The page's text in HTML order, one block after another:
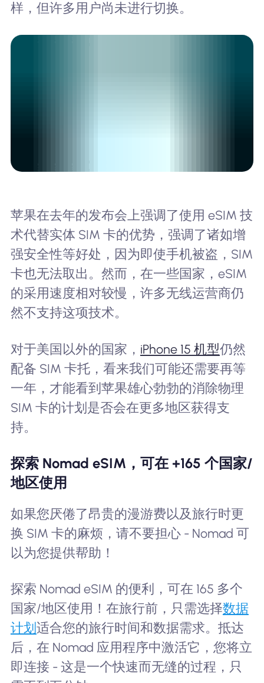
样，但许多用户尚未进行切换。
苹果在去年的发布会上强调了使用 eSIM 技
术代替实体 SIM 卡的优势，强调了诸如增
强安全性等好处，因为即使手机被盗，SIM
卡也无法取出。然而，在一些国家，eSIM
的采用速度相对较慢，许多无线运营商仍
然不支持这项技术。
对于美国以外的国家， iPhone 15 机型仍然
配备 SIM 卡托，看来我们可能还需要再等
一年，才能看到苹果雄心勃勃的消除物理
SIM 卡的计划是否会在更多地区获得支
持。
探索 Nomad eSIM，可在 +165 个国家/
地区使用
如果您厌倦了昂贵的漫游费以及旅行时更
换 SIM 卡的麻烦，请不要担心 - Nomad 可
以为您提供帮助！
探索 Nomad eSIM 的便利，可在 165 多个
国家/地区使用！在旅行前，只需选择数据
计划 适合您的旅行时间和数据需求。抵达
后，在 Nomad 应用程序中激活它，您将立
即连接 - 这是一个快速而无缝的过程，只